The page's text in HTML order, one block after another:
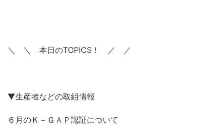
＼ ＼ 本日のTOPICS！ ／ ／
▼生産者などの取組情報
６月のＫ－ＧＡＰ認証について